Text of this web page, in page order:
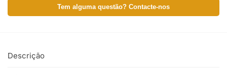
Tem alguma questão? Contacte-nos
Descrição